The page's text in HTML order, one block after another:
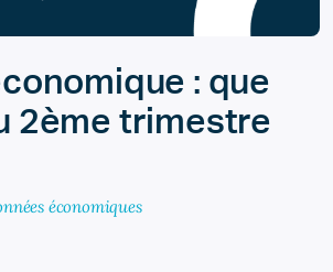
: que
2ème trimestre
économiques